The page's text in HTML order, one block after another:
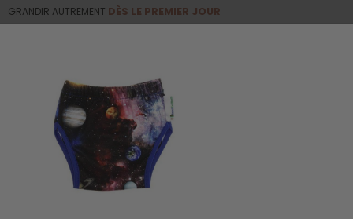
GRANDIR AUTREMENT DÈS LE PREMIER JOUR
Basculer
Le coin des bonnes trouvailles